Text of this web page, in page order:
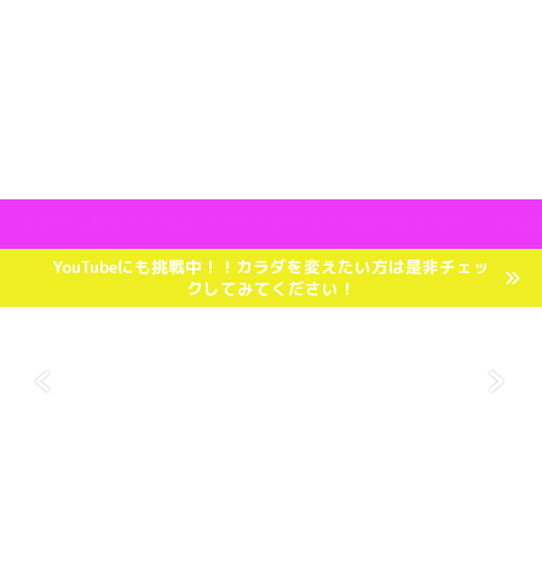
YouTubeにも挑戦中！！カラダを変えたい方は是非チェッ
クしてみてください！